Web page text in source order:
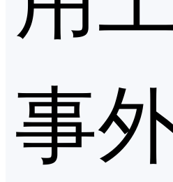
事